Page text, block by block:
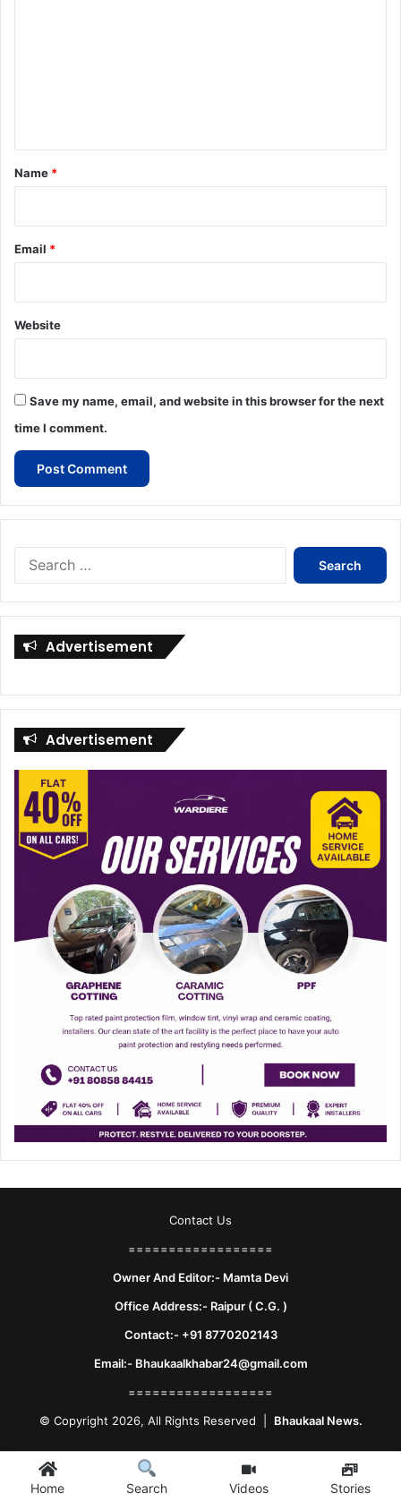
Home Search Videos Stories
*
Name *
Email *
Website
Save my name, email, and website in this browser for the next
time I comment.
Search
Advertisement
Advertisement
Contact Us
==================
Owner And Editor:- Mamta Devi
Office Address:- Raipur ( C.G. )
Contact:- +91 8770202143
Email:- Bhaukaalkhabar24@gmail.com
==================
© Copyright 2026, All Rights Reserved | Bhaukaal News.
Facebook YouTubeInstagramTelegram